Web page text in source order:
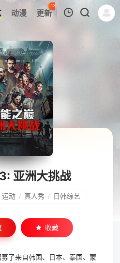
动漫 更新
134
热榜 APP
片的记录
亚洲大挑战
运动 / 真人秀 / 日韩综艺
收藏
了来自韩国、日本、泰国、蒙